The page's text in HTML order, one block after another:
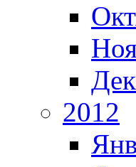
2012